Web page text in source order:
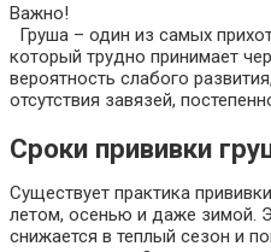
Важно!
Груша – один из самых
который трудно принимает
вероятность слабого
отсутствия завязей,
Сроки прививки
Существует практика
летом, осенью и даже зимой.
снижается в теплый сезон и